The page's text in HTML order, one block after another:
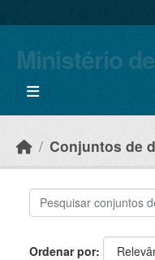
Ministério
Conjuntos de
Ordenar por